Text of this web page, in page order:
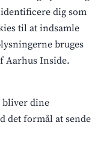
dig som
til at indsamle
bruges
Aarhus Inside.
bliver dine
det formål at sende